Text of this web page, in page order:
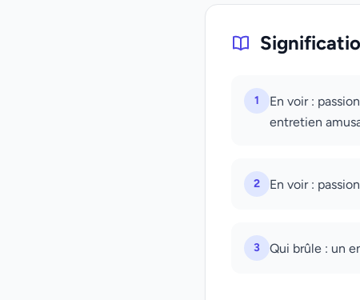
1
En voir :
entretien
2 En voir :
3 Qui brûle : un